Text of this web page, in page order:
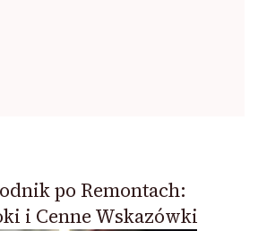
po Remontach:
i Cenne Wskazówki